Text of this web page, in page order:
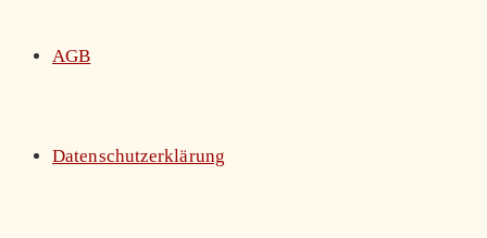
AGB
Datenschutzerklärung